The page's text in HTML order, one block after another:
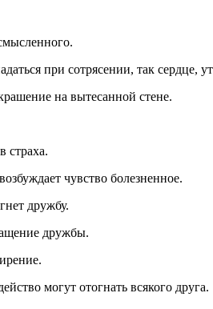
при сотрясении, так
на вытесанной стене.
страха.
чувство болезненное.
дружбу.
дружбы.
могут отогнать всякого друга.